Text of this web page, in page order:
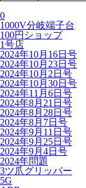
0
1000V分岐端子台
100円ショップ
1号店
2024年10月16日号
2024年10月23日号
2024年10月2日号
2024年10月30日号
2024年11月6日号
2024年8月21日号
2024年8月28日号
2024年8月7日号
2024年9月11日号
2024年9月25日号
2024年9月4日号
2024年問題
3ツ爪グリッパー
5G